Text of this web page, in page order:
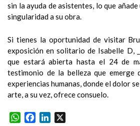
sin la ayuda de asistentes, lo que
singularidad a su obra.
Si tienes la oportunidad de visitar
exposición en solitario de Isabelle D,
que estará abierta hasta el 24 de
testimonio de la belleza que emerge
experiencias humanas, donde el dolor
arte, a su vez, ofrece consuelo.
WhatsApp
FacebookLinkedIn